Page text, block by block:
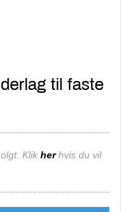
til faste
Klik herhvis du vil